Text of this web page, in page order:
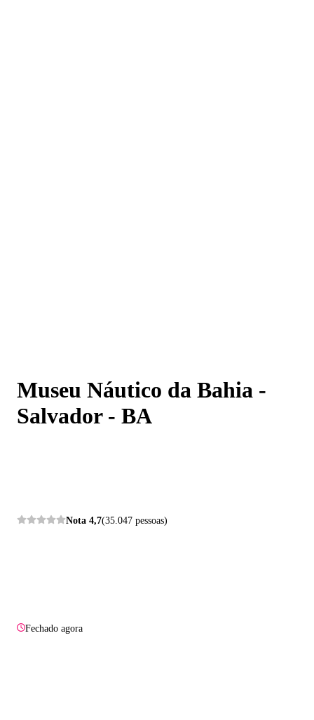
Museu Náutico da Bahia -
Salvador - BA
Nota 4,7(35.047 pessoas)
Fechado agora